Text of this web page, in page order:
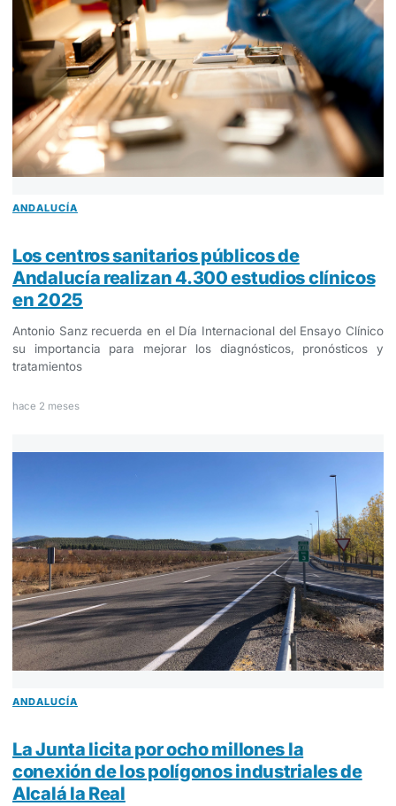
ANDALUCÍA
Los centros sanitarios públicos de
Andalucía realizan 4.300 estudios clínicos
en 2025
Antonio Sanz recuerda en el Día Internacional del Ensayo Clínico
su importancia para mejorar los diagnósticos, pronósticos y
tratamientos
hace 2 meses
ANDALUCÍA
La Junta licita por ocho millones la
conexión de los polígonos industriales de
Alcalá la Real